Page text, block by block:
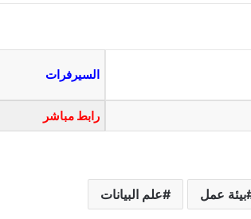
السيرفرات
رابط مباشر
بيئة عمل علم البيانات